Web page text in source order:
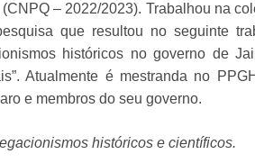
– 2022/2023). Trabalhou na
que resultou no seguinte
históricos no governo de
Atualmente é mestranda no
e membros do seu governo.
históricos e científicos.